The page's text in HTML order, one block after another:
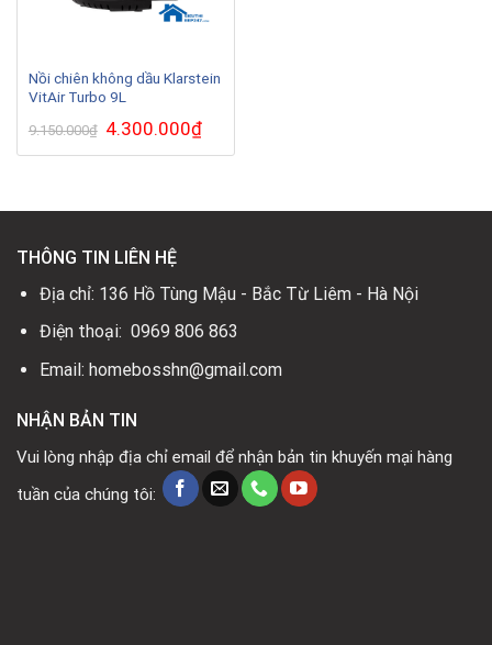
Nồi chiên không dầu Klarstein
VitAir Turbo 9L
9.150.000₫
Giá
gốc
là:
4.300.000₫Giá
hiện
tại
THÔNG TIN LIÊN HỆ
Địa chỉ: 136 Hồ Tùng Mậu - Bắc Từ Liêm - Hà Nội
Điện thoại: 0969 806 863
Email: homebosshn@gmail.com
NHẬN BẢN TIN
Vui lòng nhập địa chỉ email để nhận bản tin khuyến mại hàng
tuần của chúng tôi: